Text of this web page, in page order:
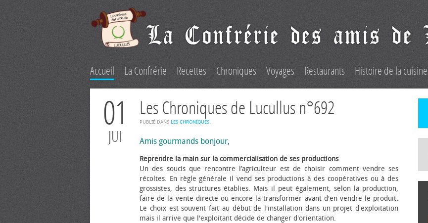
Accueil La Confrérie Recettes Chroniques Voyages Restaurants Histoire de la cuisine
01
JUI
Les Chroniques de Lucullus n°692
PUBLIÉ DANS LES CHRONIQUES.
Amis gourmands bonjour,
Reprendre la main sur la commercialisation de ses productions
Un des soucis que rencontre l’agriculteur est de choisir comment vendre ses
récoltes. En règle générale il vend ses productions à des coopératives ou à des
grossistes, des structures établies. Mais il peut également, selon la production,
faire de la vente directe ou encore la transformer avant d'en vendre le produit.
Le choix est souvent fait au début de l'installation dans un projet d'exploitation
mais il arrive que l'exploitant décide de changer d'orientation.